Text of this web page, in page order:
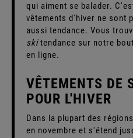
qui aiment se balader.
vêtements d'hiver ne sont
aussi tendance. Vous
skitendance sur notre
en ligne.
VÊTEMENTS DE
POUR L'HIVER
Dans la plupart des
en novembre et s'étend